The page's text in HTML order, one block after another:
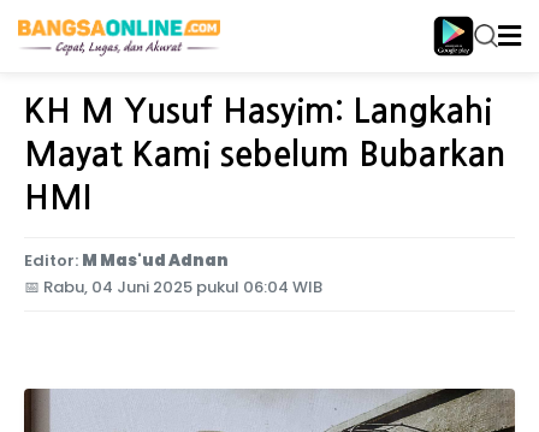
Home Jawa Timur
KH M Yusuf Hasyim: Langkahi
Mayat Kami sebelum Bubarkan
HMI
Editor: M Mas'ud Adnan
📅 Rabu, 04 Juni 2025 pukul 06:04 WIB